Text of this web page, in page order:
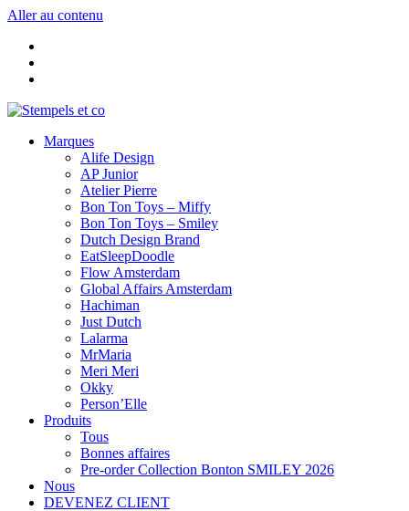
Aller au contenu
Marques
Alife Design
AP Junior
Atelier Pierre
Bon Ton Toys – Miffy
Bon Ton Toys – Smiley
Dutch Design Brand
EatSleepDoodle
Flow Amsterdam
Global Affairs Amsterdam
Hachiman
Just Dutch
Lalarma
MrMaria
Meri Meri
Okky
Person’Elle
Produits
Tous
Bonnes affaires
Pre-order Collection Bonton SMILEY 2026
Nous
DEVENEZ CLIENT